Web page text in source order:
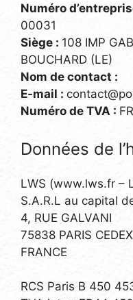
Numéro
00031
Siège : 108 IMP
BOUCHARD (LE)
Nom de contact :
E-mail :
Numéro de TVA :
Données de
LWS (www.lws.fr –
S.A.R.L au capital
4, RUE GALVANI
75838 PARIS
FRANCE
RCS Paris B 450